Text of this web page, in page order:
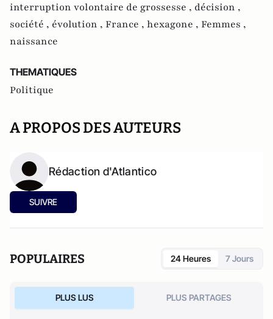
interruption volontaire de grossesse , décision ,
société , évolution , France , hexagone , Femmes ,
naissance
THEMATIQUES
Politique
A PROPOS DES AUTEURS
Rédaction d'Atlantico
SUIVRE
POPULAIRES 24 Heures 7 Jours
PLUS LUS PLUS PARTAGES